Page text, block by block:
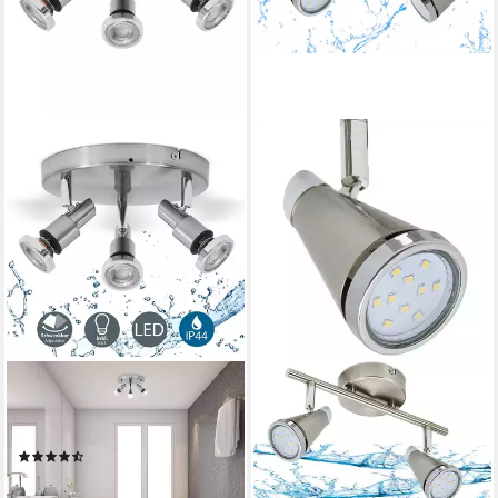
B.K.LICHT
Deckenleuchte BKL1137, LED
ab 41,73 €
TRANGO
LED Deckenstrahler, 2-
flammig 1009-22 Badleuchte
WET IP44 Bad Deckenleuchte
in Nickel matt & Chrom,